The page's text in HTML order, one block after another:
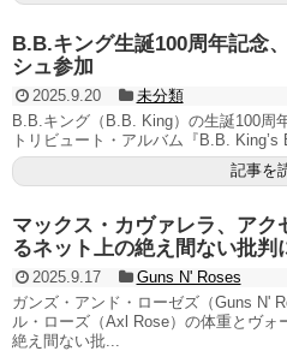
B.B.キング生誕100周年記念
シュ参加
2025.9.20
未分類
B.B.キング（B.B. King）の生誕100周
トリビュート・アルバム『B.B.
記事を
マックス・カヴァレラ、ア
るネット上の絶え間ない批判
2025.9.17
Guns N' Roses
ガンズ・アンド・ローゼズ（Guns N'
ル・ローズ（Axl Rose）の体重とヴォ
絶え間ない批...